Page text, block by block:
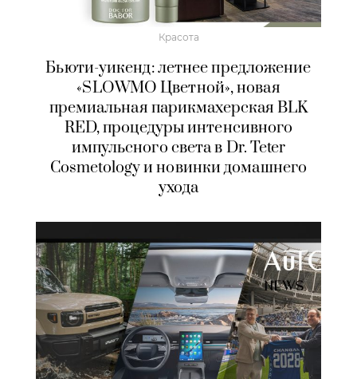
Красота
Бьюти-уикенд: летнее предложение
«SLOWMO Цветной», новая
премиальная парикмахерская BLK
RED, процедуры интенсивного
импульсного света в Dr. Teter
Cosmetology и новинки домашнего
ухода